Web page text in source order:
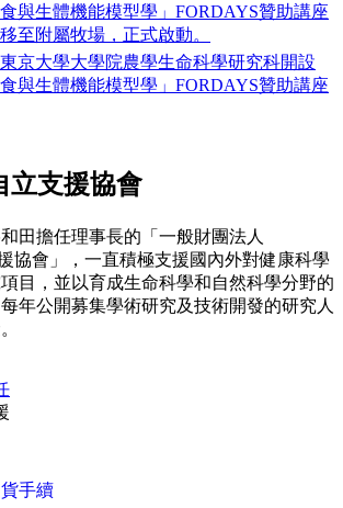
食與生體機能模型學」FORDAYS贊助講座
至附屬牧場，正式啟動。
京大學大學院農學生命科學研究科開設
食與生體機能模型學」FORDAYS贊助講座
立支援協會
田擔任理事長的「一般財團法人
協會」，一直積極支援國內外對健康科學
目，並以育成生命科學和自然科學分野的
年公開募集學術研究及技術開發的研究人
手續